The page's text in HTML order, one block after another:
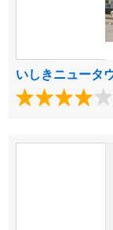
いしきニュータ